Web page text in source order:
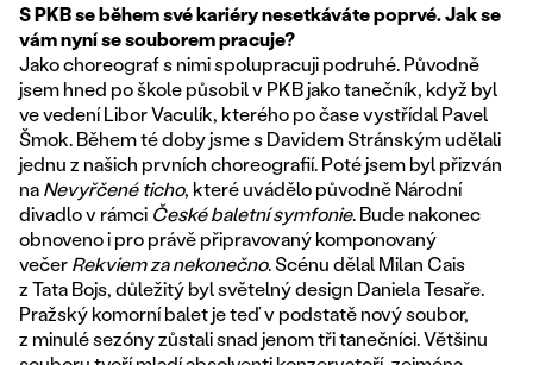
S PKB se během své kariéry nesetkáváte poprvé. Jak se
vám nyní se souborem pracuje?
Jako choreograf s nimi spolupracuji podruhé. Původně
jsem hned po škole působil v PKB jako tanečník, když byl
ve vedení Libor Vaculík, kterého po čase vystřídal Pavel
Šmok. Během té doby jsme s Davidem Stránským udělali
jednu z našich prvních choreografií. Poté jsem byl přizván
naNevyřčené ticho, které uvádělo původně Národní
divadlo v rámci České baletní symfonie. Bude nakonec
obnoveno i pro právě připravovaný komponovaný
večerRekviem za nekonečno. Scénu dělal Milan Cais
z Tata Bojs, důležitý byl světelný design Daniela Tesaře.
Pražský komorní balet je teď v podstatě nový soubor,
z minulé sezóny zůstali snad jenom tři tanečníci. Většinu